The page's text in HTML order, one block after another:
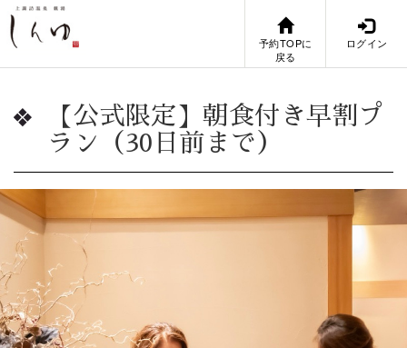
予約TOPに
戻る
ログイン
【公式限定】朝食付き早割プ
ラン（30日前まで）